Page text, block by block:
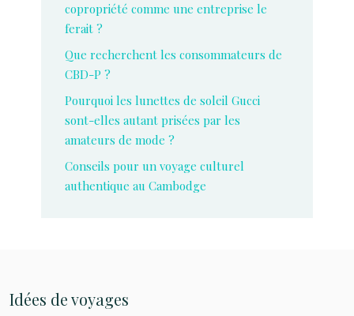
copropriété comme une entreprise le
ferait ?
Que recherchent les consommateurs de
CBD-P ?
Pourquoi les lunettes de soleil Gucci
sont-elles autant prisées par les
amateurs de mode ?
Conseils pour un voyage culturel
authentique au Cambodge
Idées de voyages